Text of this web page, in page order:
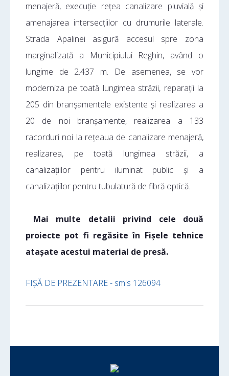
menajeră, execuție rețea canalizare pluvială și
amenajarea intersecțiilor cu drumurile laterale.
Strada Apalinei asigură accesul spre zona
marginalizată a Municipiului Reghin, având o
lungime de 2.437 m. De asemenea, se vor
moderniza pe toată lungimea străzii, reparații la
205 din branșamentele existente și realizarea a
20 de noi branșamente, realizarea a 133
racorduri noi la rețeaua de canalizare menajeră,
realizarea, pe toată lungimea străzii, a
canalizațiilor pentru iluminat public și a
canalizațiilor pentru tubulatură de fibră optică.
Mai multe detalii privind cele două
proiecte pot fi regăsite în Fișele tehnice
atașate acestui material de presă.
FIŞĂ DE PREZENTARE - smis 126094